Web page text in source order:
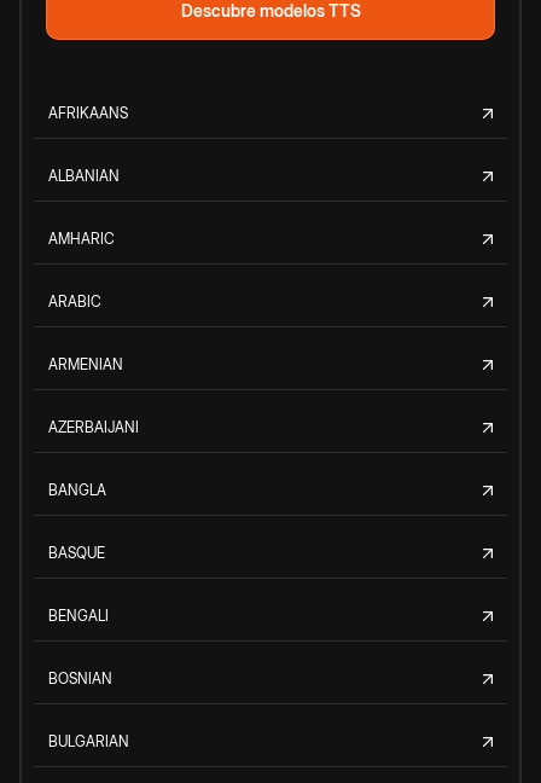
Descubre modelos TTS
AFRIKAANS
ALBANIAN
AMHARIC
ARABIC
ARMENIAN
AZERBAIJANI
BANGLA
BASQUE
BENGALI
BOSNIAN
BULGARIAN